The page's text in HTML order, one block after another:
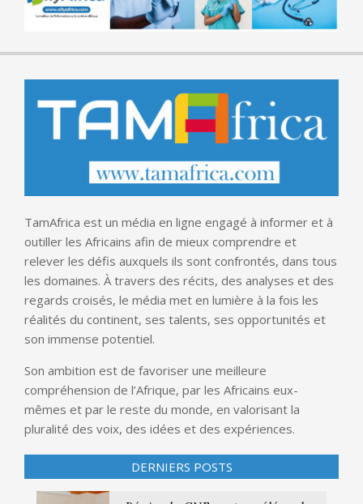
TamAfrica est un média en ligne engagé à informer et à
outiller les Africains afin de mieux comprendre et
relever les défis auxquels ils sont confrontés, dans tous
les domaines. À travers des récits, des analyses et des
regards croisés, le média met en lumière à la fois les
réalités du continent, ses talents, ses opportunités et
son immense potentiel.
Son ambition est de favoriser une meilleure
compréhension de l’Afrique, par les Africains eux-
mêmes et par le reste du monde, en valorisant la
pluralité des voix, des idées et des expériences.
DERNIERS POSTS